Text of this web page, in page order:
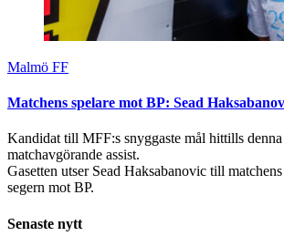
Malmö FF
Matchens spelare mot BP: Sead
Kandidat till MFF:s snyggaste mål hittills denna
matchavgörande assist.
Gasetten utser Sead Haksabanovic till
segern mot BP.
Senaste nytt